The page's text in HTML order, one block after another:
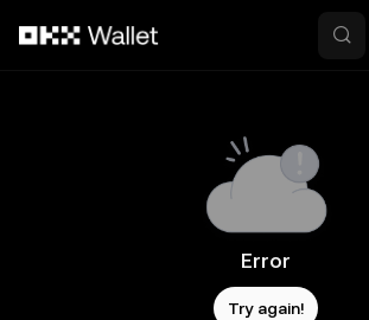
Error
Try again!